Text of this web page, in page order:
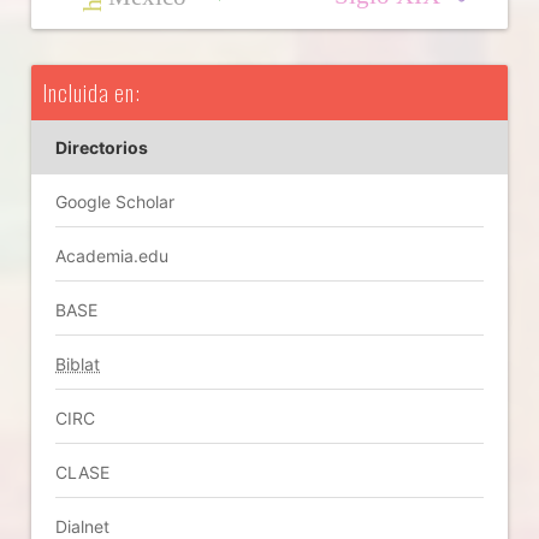
Incluida en:
Directorios
Google Scholar
Academia.edu
BASE
Biblat
CIRC
CLASE
Dialnet